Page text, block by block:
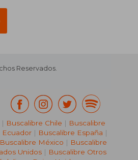
Reservados.
| Buscalibre Chile | Buscalibre
Ecuador | Buscalibre España |
Buscalibre México | Buscalibre
Unidos| Buscalibre Otros